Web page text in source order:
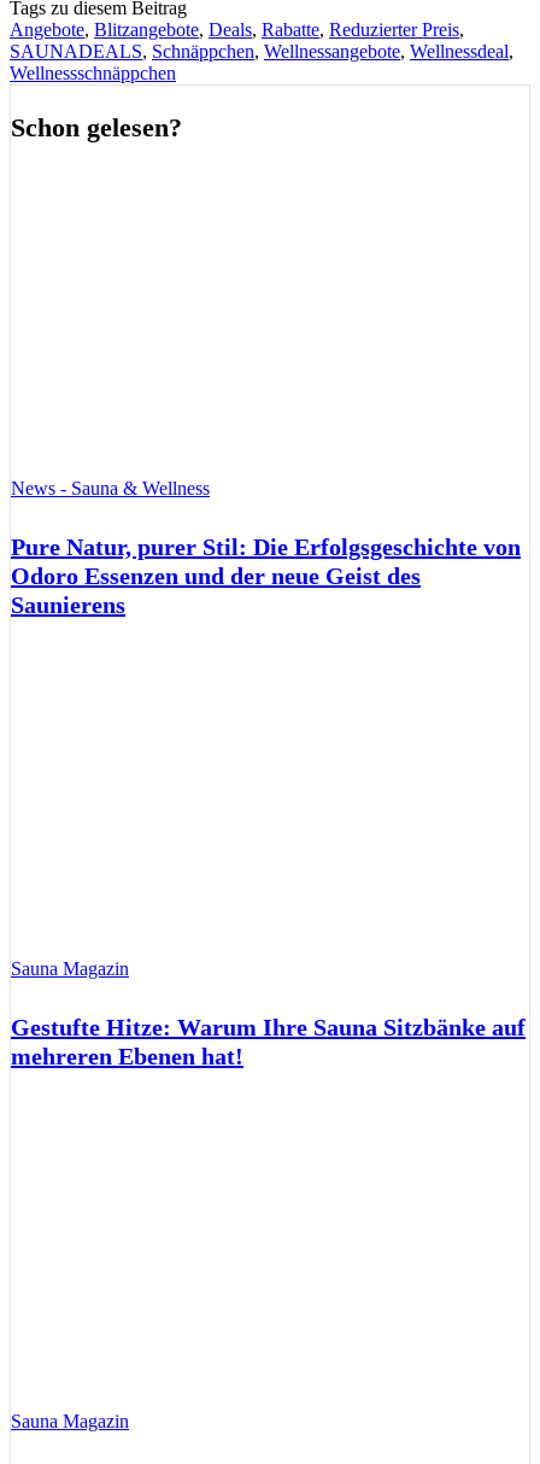
Tags zu diesem Beitrag
Angebote, Blitzangebote, Deals, Rabatte, Reduzierter Preis,
SAUNADEALS, Schnäppchen, Wellnessangebote, Wellnessdeal,
Wellnessschnäppchen
Schon gelesen?
News - Sauna & Wellness
Pure Natur, purer Stil: Die Erfolgsgeschichte von
Odoro Essenzen und der neue Geist des
Saunierens
Sauna Magazin
Gestufte Hitze: Warum Ihre Sauna Sitzbänke auf
mehreren Ebenen hat!
Sauna Magazin